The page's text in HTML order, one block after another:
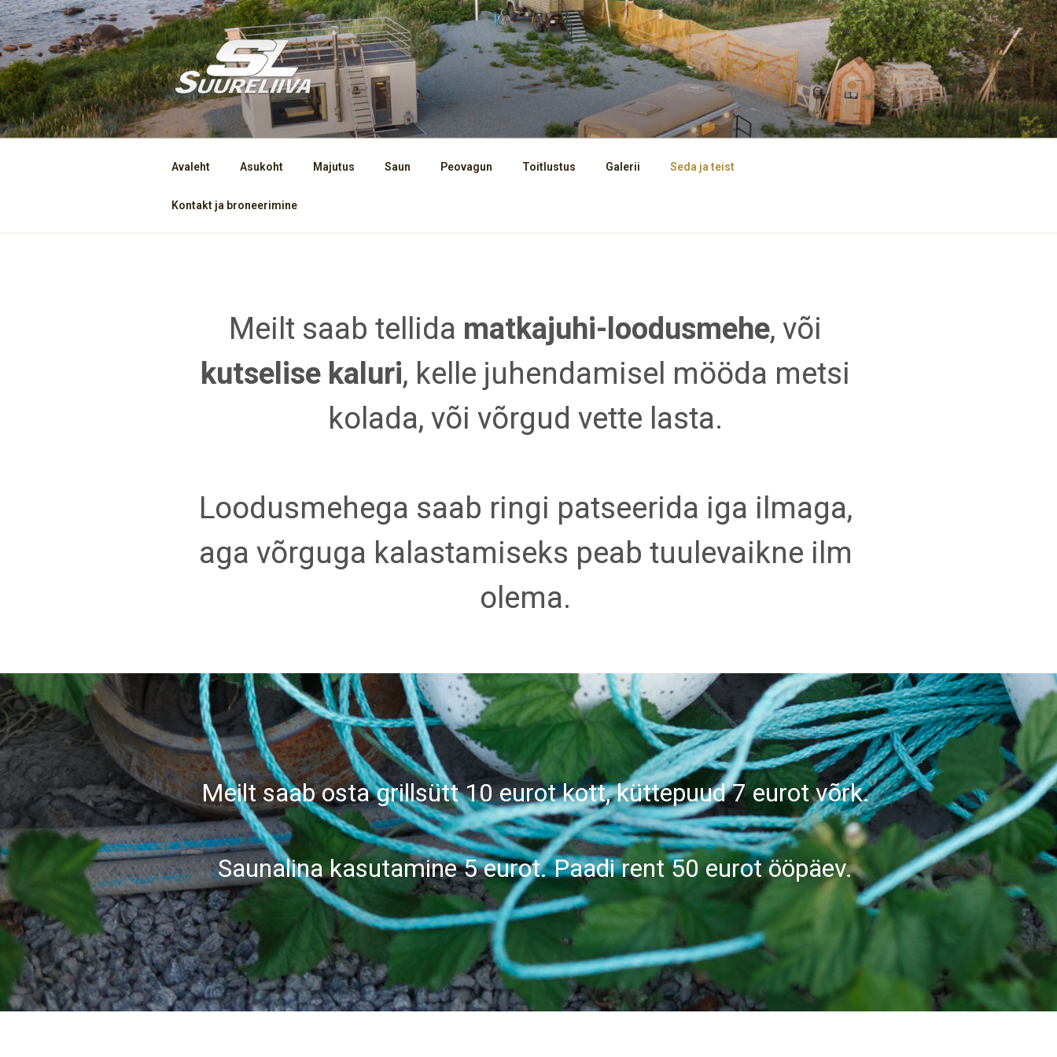
SUURELIIVA
Avaleht Asukoht Majutus Saun Peovagun Toitlustus Galerii Seda ja teist
Kontakt ja broneerimine
Meilt saab tellida matkajuhi-loodusmehe, või
kutselise kaluri, kelle juhendamisel mööda metsi
kolada, või võrgud vette lasta.
Loodusmehega saab ringi patseerida iga ilmaga,
aga võrguga kalastamiseks peab tuulevaikne ilm
olema.
Meilt saab osta grillsütt 10 eurot kott, küttepuud 7 eurot võrk.
Saunalina kasutamine 5 eurot. Paadi rent 50 eurot ööpäev.